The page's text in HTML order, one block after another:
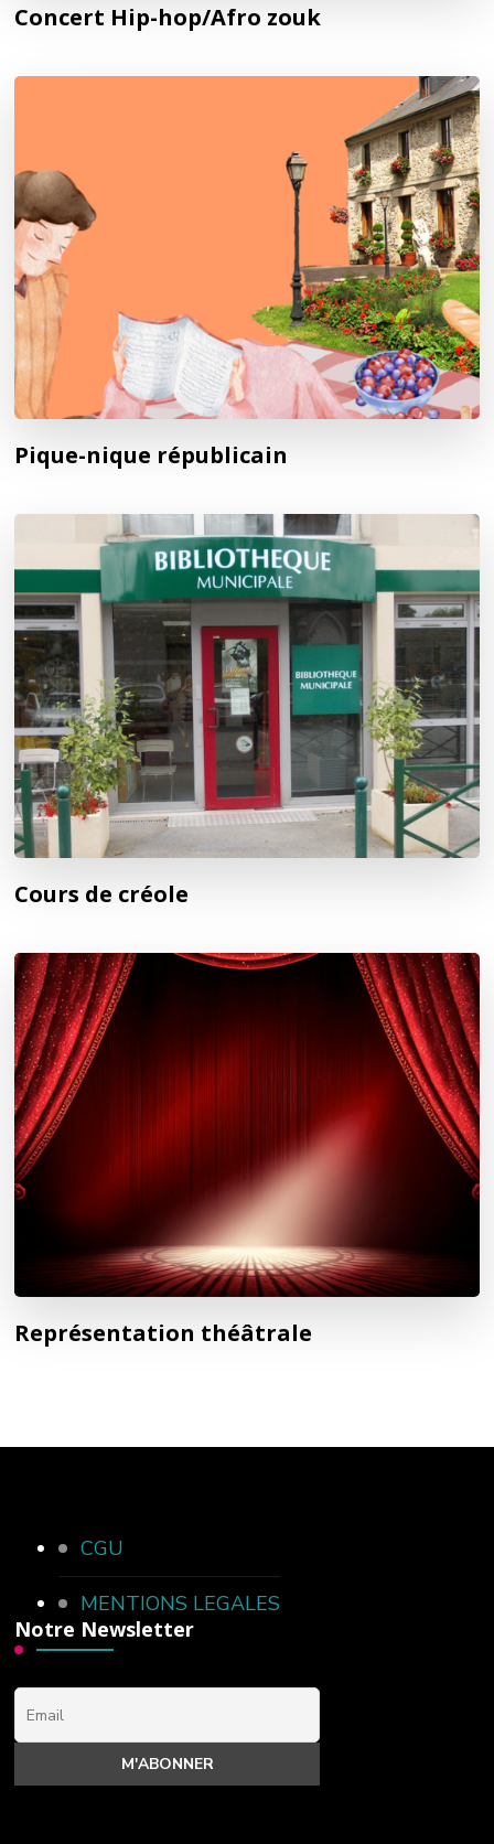
Concert Hip-hop/Afro zouk
Pique-nique républicain
Cours de créole
Représentation théâtrale
CGU
MENTIONS LEGALES
Notre Newsletter